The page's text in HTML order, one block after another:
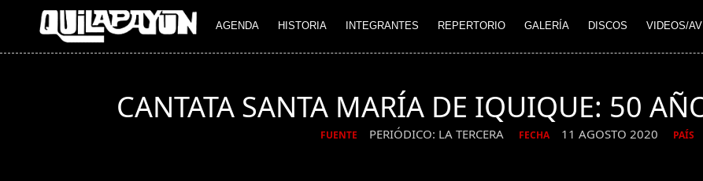
AGENDA HISTORIA INTEGRANTES REPERTORIO GALERÍA DISCOS VIDEOS/AV
CANTATA SANTA MARÍA DE IQUIQUE: 50
FUENTE PERIÓDICO: LA TERCERA FECHA 11 AGOSTO 2020 PAÍS